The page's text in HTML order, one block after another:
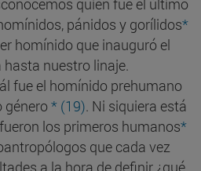
quién fue el último
pánidos y gorílidos*
homínido que inauguró el
nuestro linaje.
fue el homínido prehumano
género * (19). Ni siquiera está
los primeros humanos*
que cada vez
a la hora de definir ¿qué